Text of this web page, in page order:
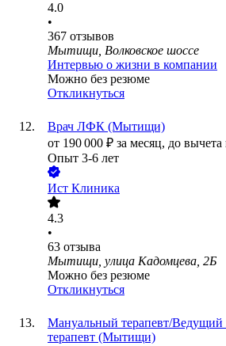
4.0
•
367 отзывов
Мытищи, Волковское шоссе
Интервью о жизни в компании
Можно без резюме
Откликнуться
Врач ЛФК (Мытищи)
от 190 000 ₽ за месяц, до вычета
Опыт 3-6 лет
Ист Клиника
4.3
•
63 отзыва
Мытищи, улица Кадомцева, 2Б
Можно без резюме
Откликнуться
Мануальный терапевт/Ведущий
терапевт (Мытищи)